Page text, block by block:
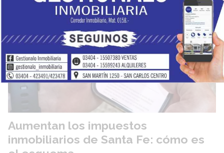
Aumentan los impuestos
inmobiliarios de Santa Fe: cómo es